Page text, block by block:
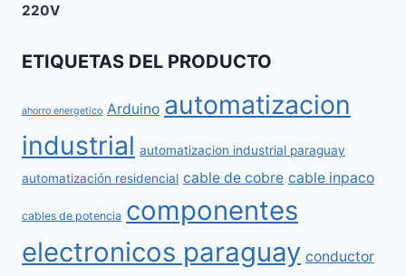
ETIQUETAS DEL PRODUCTO
ahorro energetico Arduino automatizacion
industrial automatizacion industrial paraguay
automatización residencial cable de cobre cable inpaco
cables de potencia componentes
electronicos paraguay conductor